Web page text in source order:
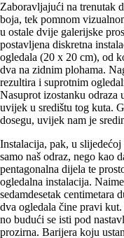
Zaboravljajući na trenutak
boja, tek pomnom
u ostale dvije galerijske
postavljena diskretna
ogledala (20 x 20 cm), od
dva na zidnim plohama.
rezultira i suprotnim
Nasuprot izostanku odraza
uvijek u središtu tog kuta.
dosegu, uvijek nam je
Instalacija, pak, u
samo naš odraz, nego kao
pentagonalna dijela te
ogledalna instalacija.
sedamdesetak centimetara
dva ogledala čine pravi
no budući se isti pod
prozirna. Barijera koju